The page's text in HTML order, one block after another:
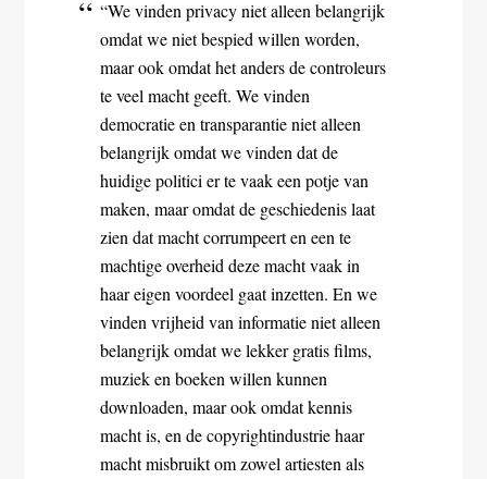
“We vinden privacy niet alleen belangrijk
omdat we niet bespied willen worden,
maar ook omdat het anders de controleurs
te veel macht geeft. We vinden
democratie en transparantie niet alleen
belangrijk omdat we vinden dat de
huidige politici er te vaak een potje van
maken, maar omdat de geschiedenis laat
zien dat macht corrumpeert en een te
machtige overheid deze macht vaak in
haar eigen voordeel gaat inzetten. En we
vinden vrijheid van informatie niet alleen
belangrijk omdat we lekker gratis films,
muziek en boeken willen kunnen
downloaden, maar ook omdat kennis
macht is, en de copyrightindustrie haar
macht misbruikt om zowel artiesten als